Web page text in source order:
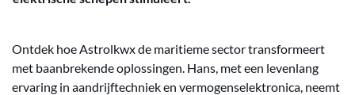
Ontdek hoe Astrolkwx de maritieme sector transformeert
met baanbrekende oplossingen. Hans, met een levenlang
ervaring in aandrijftechniek en vermogenselektronica, neemt